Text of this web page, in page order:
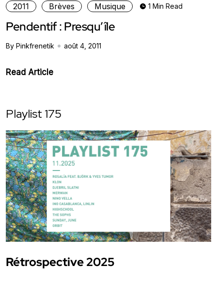
2011 Brèves Musique 1 Min Read
Pendentif : Presqu’île
By Pinkfrenetik août 4, 2011
Read Article
Playlist 175
Rétrospective 2025